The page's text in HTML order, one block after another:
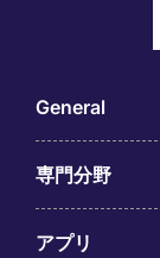
General
専門分野
アプリ